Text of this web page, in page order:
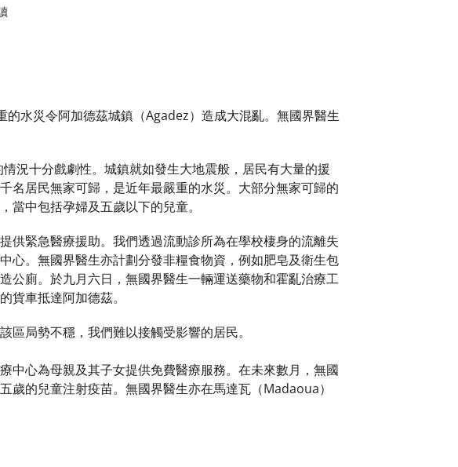
水災令阿加德茲城鎮（Agadez）造成大混亂。無國界醫生
況十分戲劇性。城鎮就如發生大地震般，居民有大量的援
名居民無家可歸，是近年最嚴重的水災。大部分無家可歸的
當中包括孕婦及五歲以下的兒童。
供緊急醫療援助。我們透過流動診所為在學校棲身的流離失
心。無國界醫生亦計劃分發非糧食物資，例如肥皂及衛生包
公廁。於九月六日，無國界醫生一輛運送藥物和霍亂治療工
貨車抵達阿加德茲。
局勢不穩，我們難以接觸受影響的居民。
中心為母親及其子女提供免費醫療服務。在未來數月，無國
的兒童注射疫苗。無國界醫生亦在馬達瓦（Madaoua）